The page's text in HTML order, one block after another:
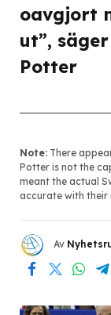
oavgjort
ut”,
Potter
Note: There
Potter is not the
meant the actual
accurate with their
Av